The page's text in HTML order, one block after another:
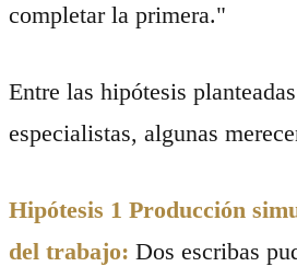
completar la primera."
Entre las hipótesis
especialistas, algunas
Hipótesis 1 Producción
del trabajo: Dos escribas